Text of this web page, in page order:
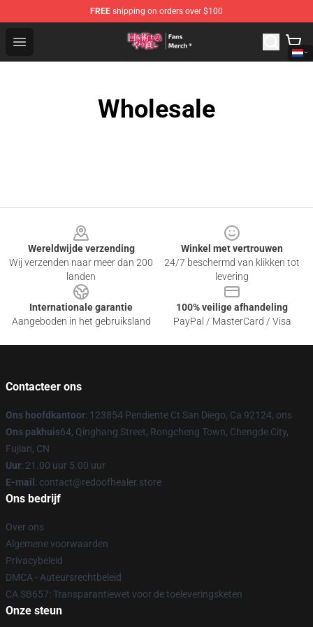
FREE shipping on orders over $100
Open menu
Redo Of Healer Store - Official Redo Of Healer
Wholesale
Wereldwijde verzending
Wij verzenden naar meer dan 200
landen
Winkel met vertrouwen
24/7 beschermd van klikken tot
levering
Internationale garantie
Aangeboden in het gebruiksland
100% veilige afhandeling
PayPal / MasterCard / Visa
Contacteer ons
Ons hoofdkantoor: 123854 Pendiente Ct San Diego, Ca 92124, ons
Ons pakhuis64, Qinghang Street, Rongcheng Town, Chengde City,
Fujian, CN
Uur: 21.00 uur 5.00 uur
E-mail : contact@redoofhealer.store
Ons bedrijf
Over ons
Algemene voorwaarden
Privacybeleid
DMCA - Auteursrechtbeleid
CA SB657: Transparantiewet voor de toeleveringsketen
Onze steun